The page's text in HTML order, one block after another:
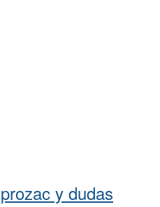
y dudas